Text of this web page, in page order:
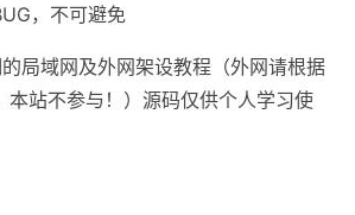
，不可避免
局域网及外网架设教程（外网请根据
本站不参与！）源码仅供个人学习使